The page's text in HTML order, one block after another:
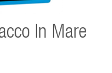
In Mare